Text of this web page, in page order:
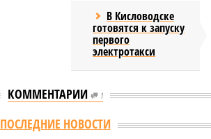
В Кисловодске
готовятся к запуску
первого
электротакси
КОММЕНТАРИИ 1
ПОСЛЕДНИЕ НОВОСТИ